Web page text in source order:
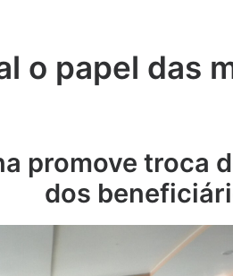
o papel das
promove troca
dos